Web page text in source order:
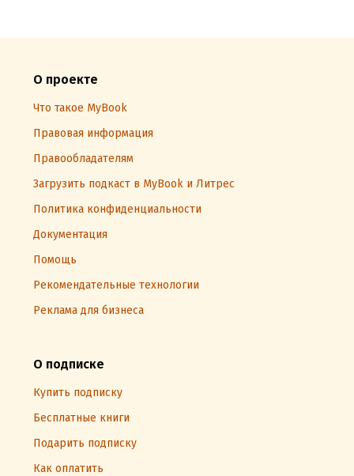
О проекте
Что такое MyBook
Правовая информация
Правообладателям
Загрузить подкаст в MyBook и Литрес
Политика конфиденциальности
Документация
Помощь
Рекомендательные технологии
Реклама для бизнеса
О подписке
Купить подписку
Бесплатные книги
Подарить подписку
Как оплатить